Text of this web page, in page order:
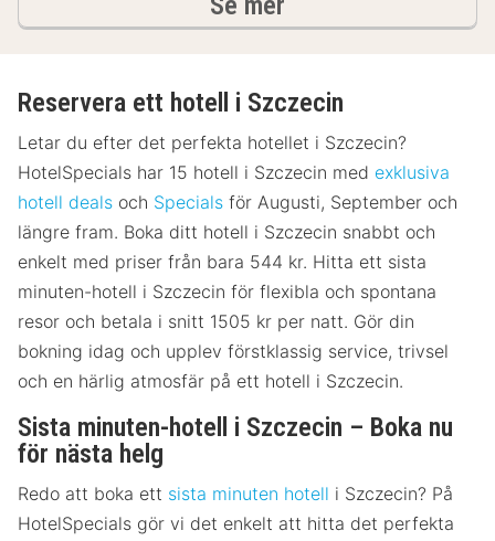
Reservera ett hotell i Szczecin
Letar du efter det perfekta hotellet i Szczecin?
HotelSpecials har 15 hotell i Szczecin med exklusiva
hotell deals och Specials för Augusti, September och
längre fram. Boka ditt hotell i Szczecin snabbt och
enkelt med priser från bara 544 kr. Hitta ett sista
minuten-hotell i Szczecin för flexibla och spontana
resor och betala i snitt 1505 kr per natt. Gör din
bokning idag och upplev förstklassig service, trivsel
och en härlig atmosfär på ett hotell i Szczecin.
Sista minuten-hotell i Szczecin – Boka nu
för nästa helg
Redo att boka ett sista minuten hotell i Szczecin? På
HotelSpecials gör vi det enkelt att hitta det perfekta